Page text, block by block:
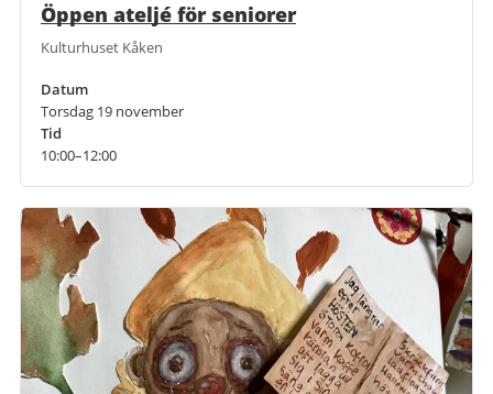
Öppen ateljé för seniorer
Kulturhuset Kåken
Datum
Torsdag 19 november
Tid
10:00–12:00